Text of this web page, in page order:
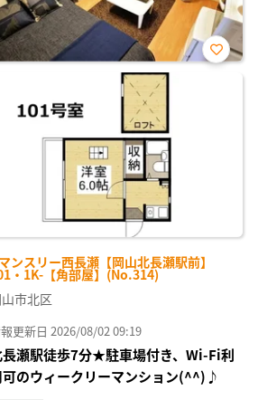
ンスリー西長瀬【岡山北長瀬駅前】
・1K-【角部屋】(No.314)
お気
市北区
更新日 2026/08/02 09:19
長瀬駅徒歩7分★駐車場付き、Wi-Fi利
可のウィークリーマンション(^^)♪